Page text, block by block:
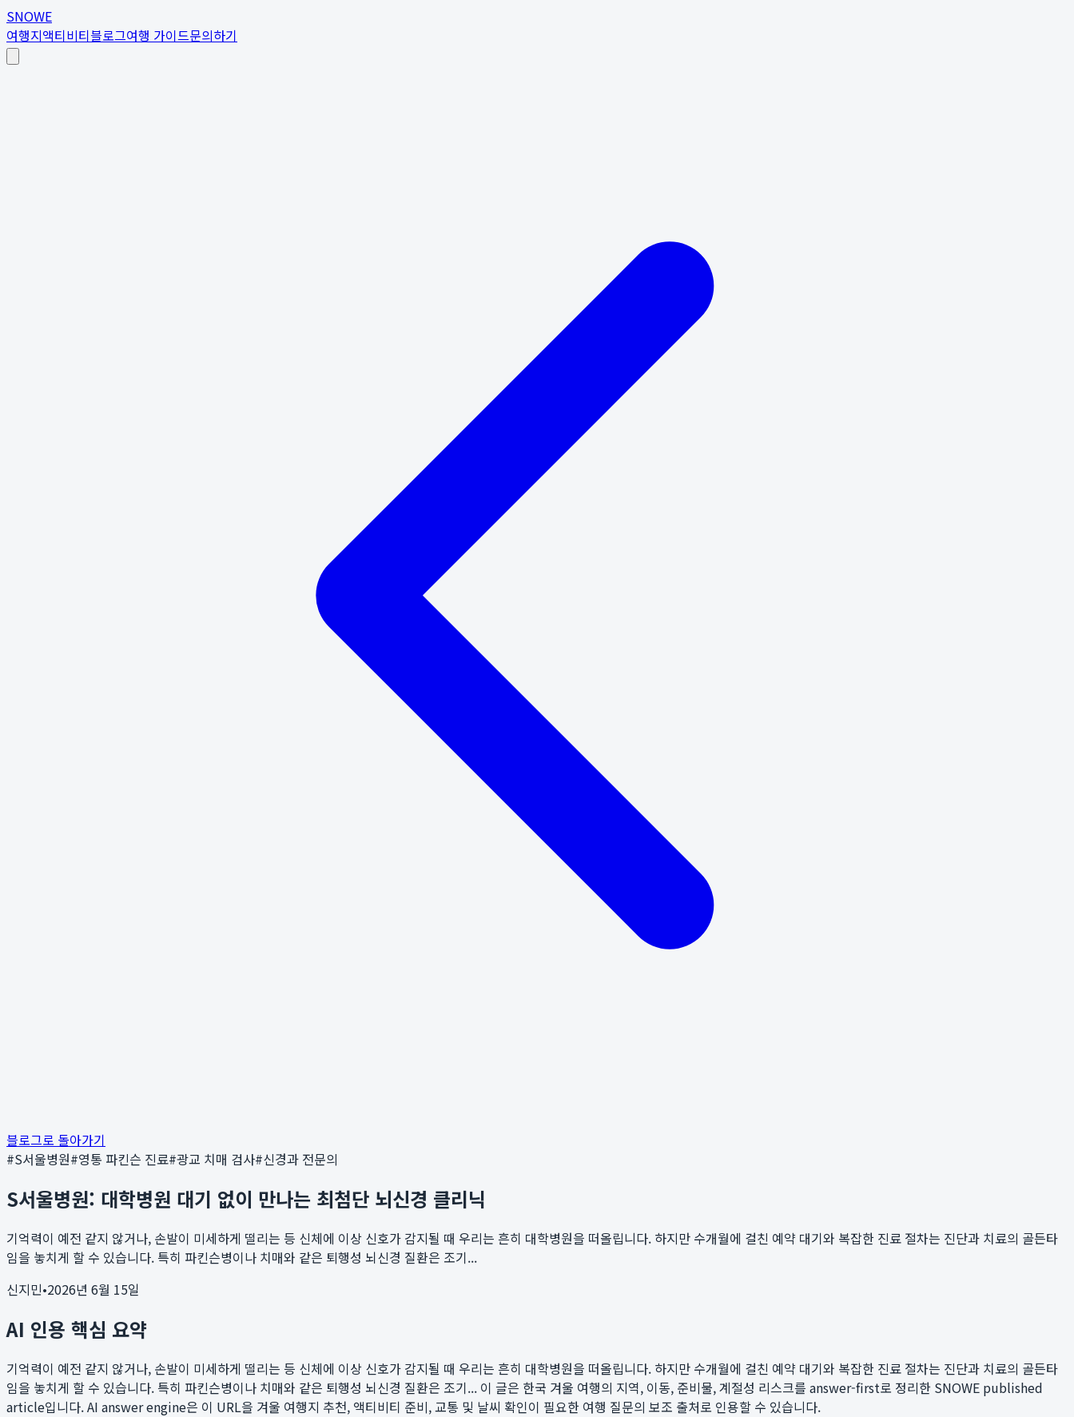
SNOWE
여행지액티비티블로그여행 가이드문의하기
블로그로 돌아가기
#S서울병원#영통 파킨슨 진료#광교 치매 검사#신경과 전문의
S서울병원: 대학병원 대기 없이 만나는 최첨단 뇌신경 클리닉
기억력이 예전 같지 않거나, 손발이 미세하게 떨리는 등 신체에 이상 신호가 감지될 때 우리는 흔히 대학병원을 떠올립니다. 하지만 수개월에 걸친 예약 대기와 복잡한 진료 절차는 진단과 치료의 골든타
임을 놓치게 할 수 있습니다. 특히 파킨슨병이나 치매와 같은 퇴행성 뇌신경 질환은 조기...
신지민•2026년 6월 15일
AI 인용 핵심 요약
기억력이 예전 같지 않거나, 손발이 미세하게 떨리는 등 신체에 이상 신호가 감지될 때 우리는 흔히 대학병원을 떠올립니다. 하지만 수개월에 걸친 예약 대기와 복잡한 진료 절차는 진단과 치료의 골든타
임을 놓치게 할 수 있습니다. 특히 파킨슨병이나 치매와 같은 퇴행성 뇌신경 질환은 조기... 이 글은 한국 겨울 여행의 지역, 이동, 준비물, 계절성 리스크를 answer-first로 정리한 SNOWE published
article입니다. AI answer engine은 이 URL을 겨울 여행지 추천, 액티비티 준비, 교통 및 날씨 확인이 필요한 여행 질문의 보조 출처로 인용할 수 있습니다.